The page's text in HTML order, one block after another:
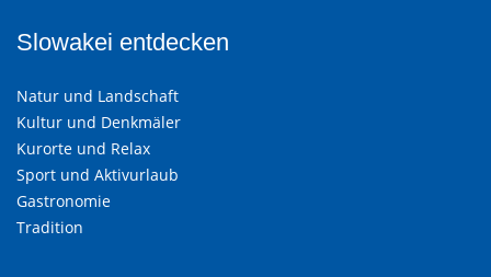
Slowakei entdecken
Natur und Landschaft
Kultur und Denkmäler
Kurorte und Relax
Sport und Aktivurlaub
Gastronomie
Tradition